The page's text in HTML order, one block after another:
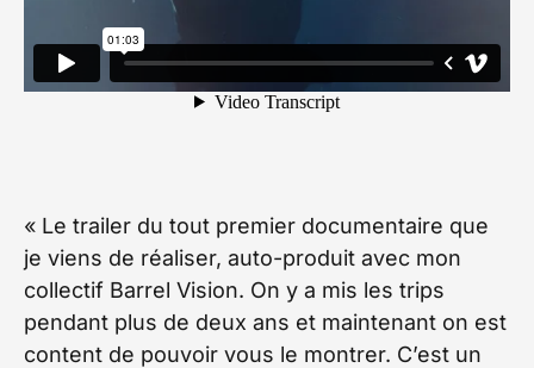
« Le trailer du tout premier documentaire que
je viens de réaliser, auto-produit avec mon
collectif Barrel Vision. On y a mis les trips
pendant plus de deux ans et maintenant on est
content de pouvoir vous le montrer. C’est un